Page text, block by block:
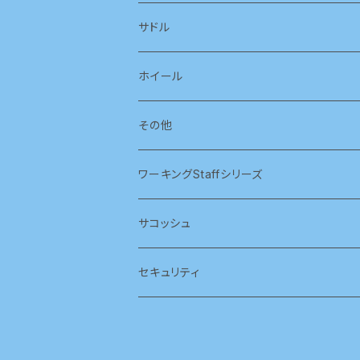
サドル
ホイール
その他
ワーキングStaffシリーズ
サコッシュ
セキュリティ